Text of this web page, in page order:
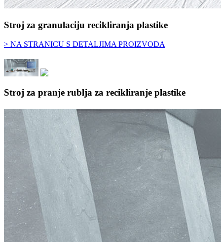
Stroj za granulaciju recikliranja plastike
> NA STRANICU S DETALJIMA PROIZVODA
Stroj za pranje rublja za recikliranje plastike